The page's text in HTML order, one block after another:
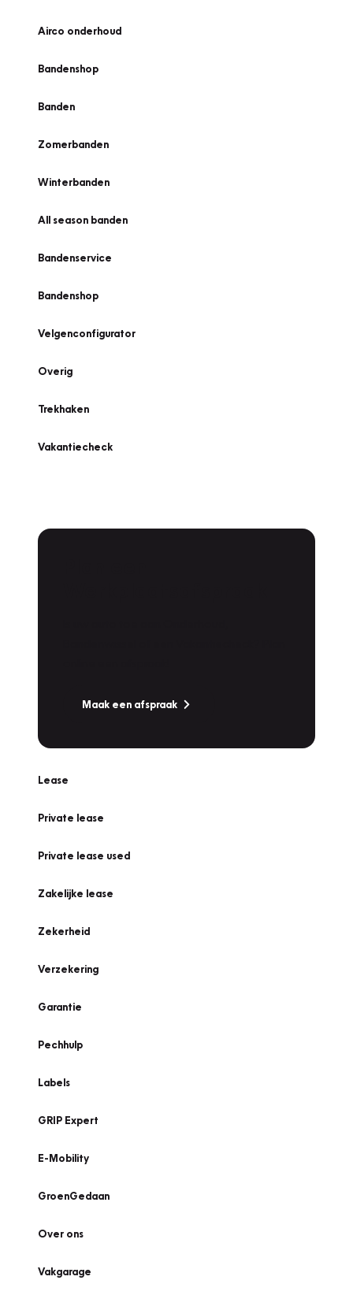
Airco onderhoud
Bandenshop
Banden
Zomerbanden
Winterbanden
All season banden
Bandenservice
Bandenshop
Velgenconfigurator
Overig
Trekhaken
Vakantiecheck
Maak een afspraak
Lease
Private lease
Private lease used
Zakelijke lease
Zekerheid
Verzekering
Garantie
Pechhulp
Labels
GRIP Expert
E-Mobility
GroenGedaan
Over ons
Vakgarage